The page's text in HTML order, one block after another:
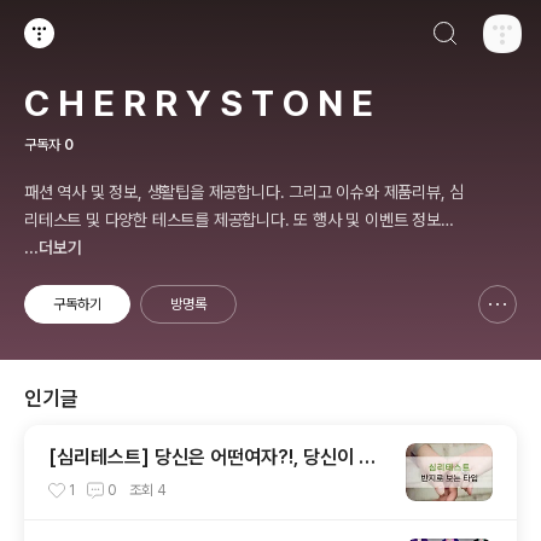
C H E R R Y S T O N E
구독자 0
패션 역사 및 정보, 생활팁을 제공합니다. 그리고 이슈와 제품리뷰, 심
리테스트 및 다양한 테스트를 제공합니다. 또 행사 및 이벤트 정보를
제공합니다.
...더보기
구독하기 방명록
인기글
[심리테스트] 당신은 어떤여자?!, 당신이 관
심있는 여자는 어떤 스타일?!
1 0 조회 4